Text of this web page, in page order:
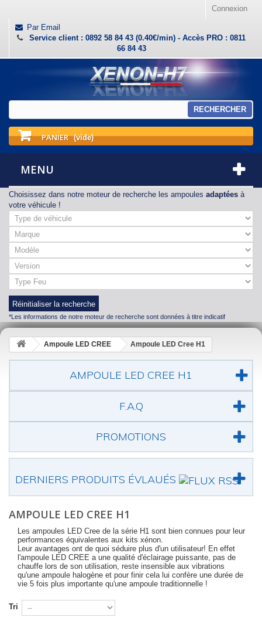
Connexion
Par Email
Service client : 0892 58 84 43 (0.40€/min) - Accès PRO : 0811
66 84 43
RECHERCHER
PANIER (vide)
MENU
Choisissez dans notre moteur de recherche les ampoules adaptées à
votre véhicule !
Réinitialiser la recherche
*Les informations de notre moteur de recherche sont données à titre indicatif
Ampoule LED CREE Ampoule LED Cree H1
AMPOULE LED CREE H1
F.A.Q
PROMOTIONS
DERNIERS PRODUITS ÉVLAUÉS
AMPOULE LED CREE H1
Les ampoules LED Cree de la série H1 sont bien connues pour leur
performances équivalentes aux kits xénon.
Leur avantages ont de quoi séduire plus d'un utilisateur! En effet
l'ampoule LED CREE a une qualité d'éclairage puissante, pas de
chauffe lors de son utilisation, reste insensible aux vibrations
qu'une ampoule halogène et pour finir cela lui confère une durée de
vie 5 fois plus importante qu'une ampoule traditionnelle !
Tri